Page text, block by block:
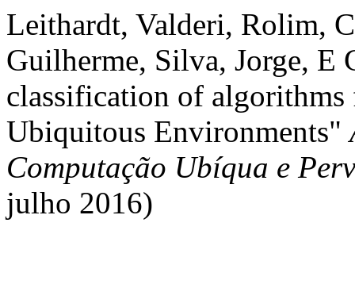
Leithardt, Valderi, Rolim,
Guilherme, Silva, Jorge, E
classification of
Ubiquitous Environments"
Computação Ubíqua e
julho 2016)